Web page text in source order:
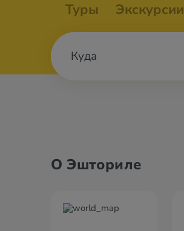
Туры Экскурсии
О Эшториле